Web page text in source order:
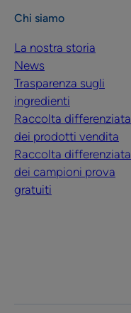
Chi siamo
La nostra storia
News
Trasparenza sugli
ingredienti
Raccolta differenziata
dei prodotti vendita
Raccolta differenziata
dei campioni prova
gratuiti